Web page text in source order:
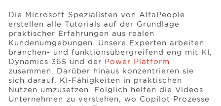
Die Microsoft-Spezialisten von AlfaPeople
erstellen alle Tutorials auf der Grundlage
praktischer Erfahrungen aus realen
Kundenumgebungen. Unsere Experten arbeiten
branchen- und funktionsübergreifend eng mit KI,
Dynamics 365 und der Power Platform
zusammen. Darüber hinaus konzentrieren sie
sich darauf, KI-Fähigkeiten in praktischen
Nutzen umzusetzen. Folglich helfen die Videos
Unternehmen zu verstehen, wo Copilot Prozesse